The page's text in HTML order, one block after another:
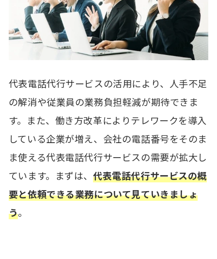
代表電話代行サービスの活用により、人手不足
の解消や従業員の業務負担軽減が期待できま
す。また、働き方改革によりテレワークを導入
している企業が増え、会社の電話番号をそのま
ま使える代表電話代行サービスの需要が拡大し
ています。まずは、代表電話代行サービスの概
要と依頼できる業務について見ていきましょ
う。